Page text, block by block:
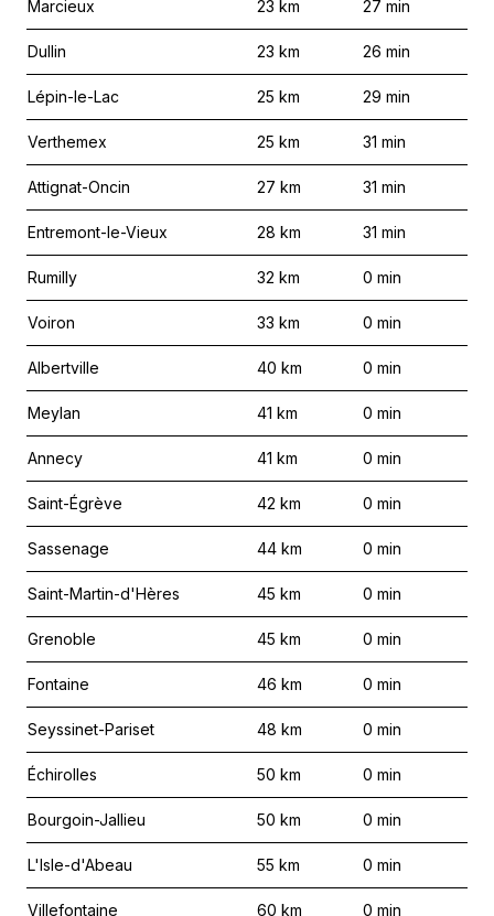
Marcieux 23 km 27 min
Dullin 23 km 26 min
Lépin-le-Lac 25 km 29 min
Verthemex 25 km 31 min
Attignat-Oncin 27 km 31 min
Entremont-le-Vieux 28 km 31 min
Rumilly 32 km 0 min
Voiron 33 km 0 min
Albertville 40 km 0 min
Meylan 41 km 0 min
Annecy 41 km 0 min
Saint-Égrève 42 km 0 min
Sassenage 44 km 0 min
Saint-Martin-d'Hères 45 km 0 min
Grenoble 45 km 0 min
Fontaine 46 km 0 min
Seyssinet-Pariset 48 km 0 min
Échirolles 50 km 0 min
Bourgoin-Jallieu 50 km 0 min
L'Isle-d'Abeau 55 km 0 min
Villefontaine 60 km 0 min